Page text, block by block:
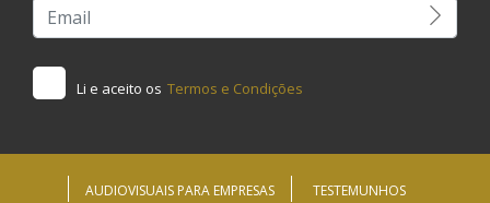
Li e aceito os Termos e Condições
AUDIOVISUAIS PARA EMPRESAS TESTEMUNHOS